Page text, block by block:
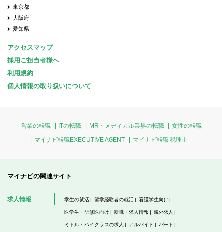
東京都
大阪府
愛知県
アクセスマップ
採用ご担当者様へ
利用規約
個人情報の取り扱いについて
営業の転職 ITの転職 MR・メディカル業界の転職
女性の転職
マイナビ転職EXECUTIVE AGENT
マイナビ転職 税理士
マイナビの関連サイト
求人情報 学生の就活 留学経験者の就活 看護学生向け
医学生・研修医向け 転職・求人情報 海外求人
ミドル・ハイクラスの求人 アルバイト パート